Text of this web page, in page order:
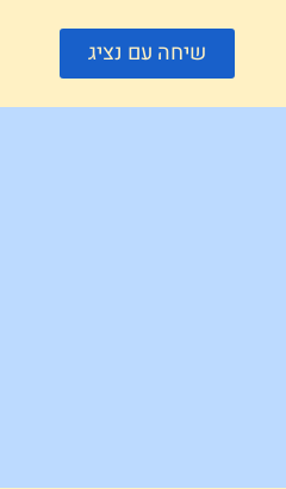
שיחה עם נציג